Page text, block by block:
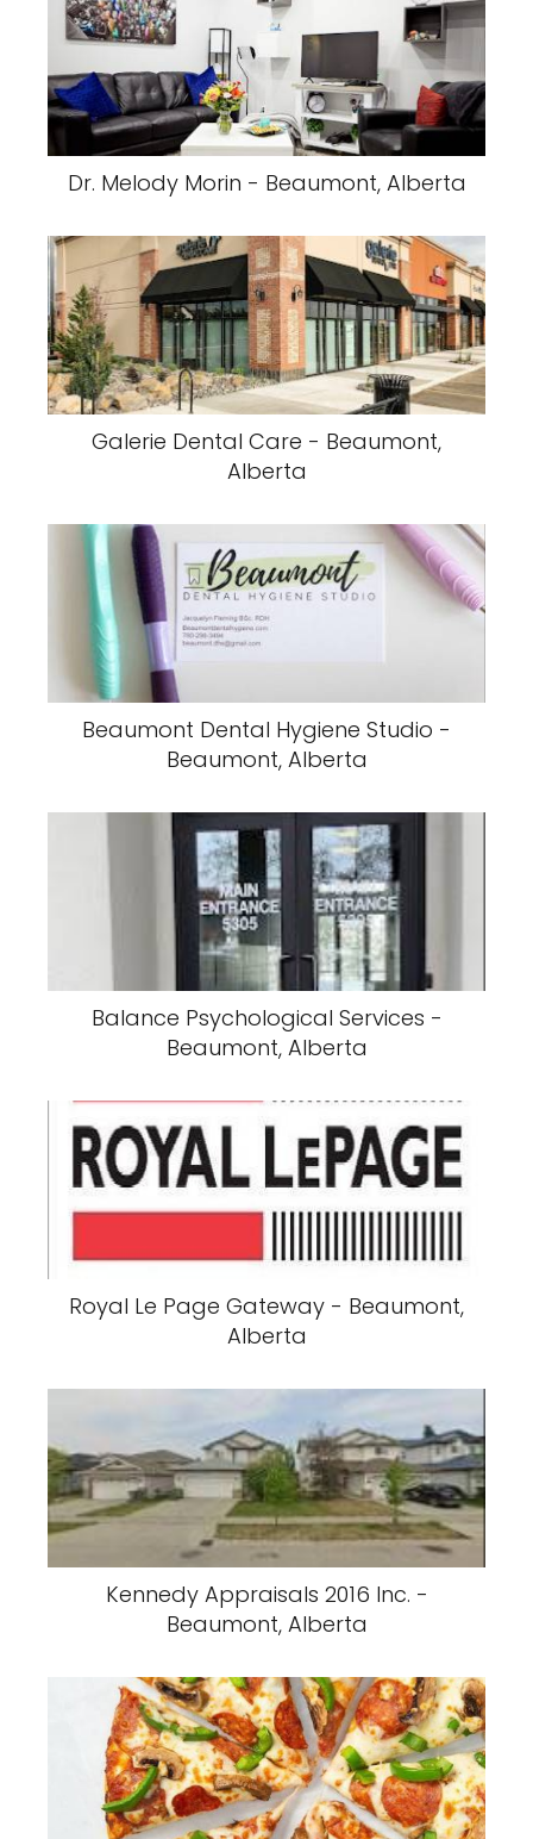
Dr. Melody Morin - Beaumont, Alberta
Galerie Dental Care - Beaumont,
Alberta
Beaumont Dental Hygiene Studio -
Beaumont, Alberta
Balance Psychological Services -
Beaumont, Alberta
Royal Le Page Gateway - Beaumont,
Alberta
Kennedy Appraisals 2016 Inc. -
Beaumont, Alberta